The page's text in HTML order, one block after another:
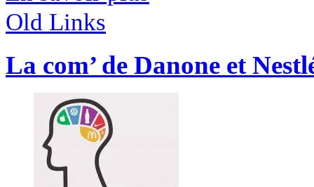
Old Links
La com’ de Danone et